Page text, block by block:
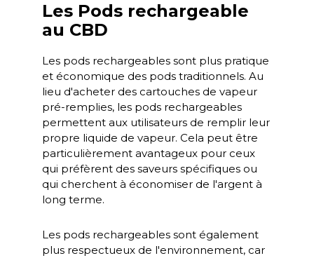
Les Pods rechargeable
au CBD
Les pods rechargeables sont plus pratique
et économique des pods traditionnels. Au
lieu d'acheter des cartouches de vapeur
pré-remplies, les pods rechargeables
permettent aux utilisateurs de remplir leur
propre liquide de vapeur. Cela peut être
particulièrement avantageux pour ceux
qui préfèrent des saveurs spécifiques ou
qui cherchent à économiser de l'argent à
long terme.
Les pods rechargeables sont également
plus respectueux de l'environnement, car